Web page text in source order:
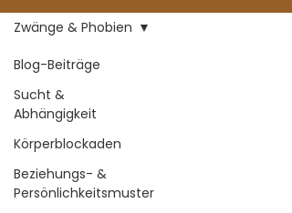
Blog-Beiträge
Sucht &
Abhängigkeit
Körperblockaden
Beziehungs- &
Persönlichkeitsmuster
Zwänge & Phobien